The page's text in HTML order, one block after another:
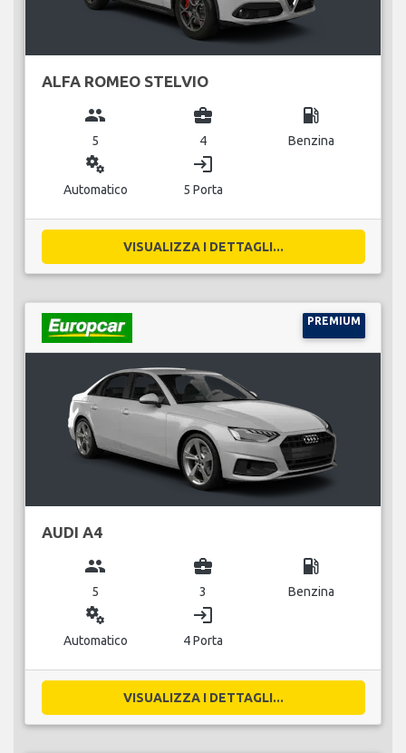
ALFA ROMEO STELVIO
group
5
business_center
4
local_gas_station
Benzina
miscellaneous_services
Automatico
login
5 Porta
VISUALIZZA I DETTAGLI...
PREMIUM
AUDI A4
group
5
business_center
3
local_gas_station
Benzina
miscellaneous_services
Automatico
login
4 Porta
VISUALIZZA I DETTAGLI...